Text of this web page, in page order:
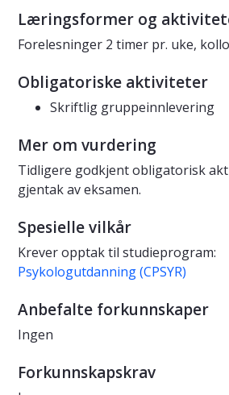
Læringsformer og
Forelesninger 2 timer pr. uke,
Obligatoriske aktiviteter
Skriftlig gruppeinnlevering
Mer om vurdering
Tidligere godkjent obligatorisk
gjentak av eksamen.
Spesielle vilkår
Krever opptak til studieprogram:
Psykologutdanning (CPSYR)
Anbefalte forkunnskaper
Ingen
Forkunnskapskrav